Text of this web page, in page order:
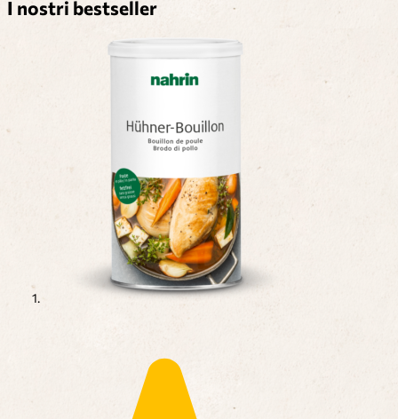
I nostri bestseller